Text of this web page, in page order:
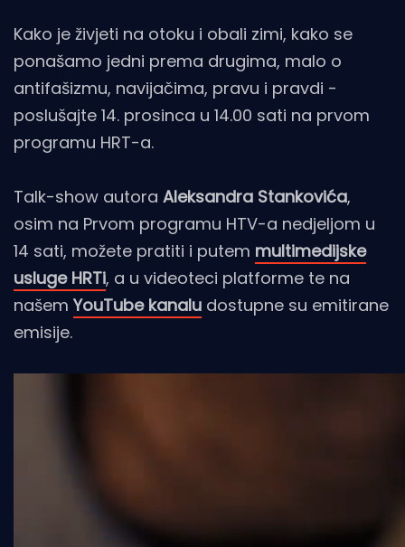
Kako je živjeti na otoku i obali zimi, kako se
ponašamo jedni prema drugima, malo o
antifašizmu, navijačima, pravu i pravdi -
poslušajte 14. prosinca u 14.00 sati na prvom
programu HRT-a.
Talk-show autora Aleksandra Stankovića,
osim na Prvom programu HTV-a nedjeljom u
14 sati, možete pratiti i putem multimedijske
usluge HRTi, a u videoteci platforme te na
našem YouTube kanalu dostupne su emitirane
emisije.